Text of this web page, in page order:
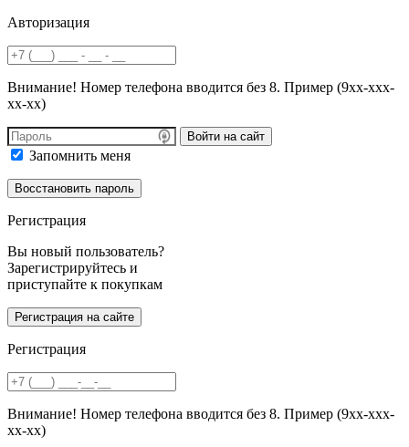
Авторизация
Внимание! Номер телефона вводится без 8. Пример (9хх-ххх-
хх-хх)
Войти на сайт
Запомнить меня
Регистрация
Вы новый пользователь?
Зарегистрируйтесь и
приступайте к покупкам
Регистрация
Внимание! Номер телефона вводится без 8. Пример (9хх-ххх-
хх-хх)